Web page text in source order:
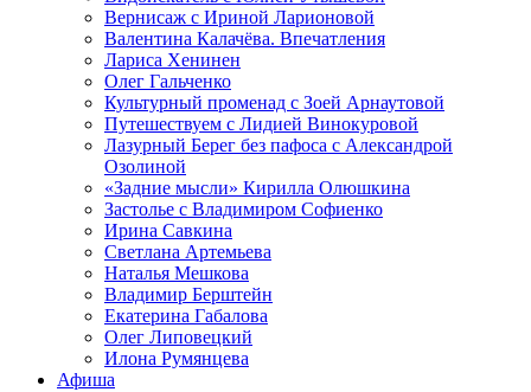
Вернисаж с Ириной Ларионовой
Валентина Калачёва. Впечатления
Лариса Хенинен
Олег Гальченко
Культурный променад с Зоей Арнаутовой
Путешествуем с Лидией Винокуровой
Лазурный Берег без пафоса с Александрой
Озолиной
«Задние мысли» Кирилла Олюшкина
Застолье с Владимиром Софиенко
Ирина Савкина
Светлана Артемьева
Наталья Мешкова
Владимир Берштейн
Екатерина Габалова
Олег Липовецкий
Илона Румянцева
Афиша